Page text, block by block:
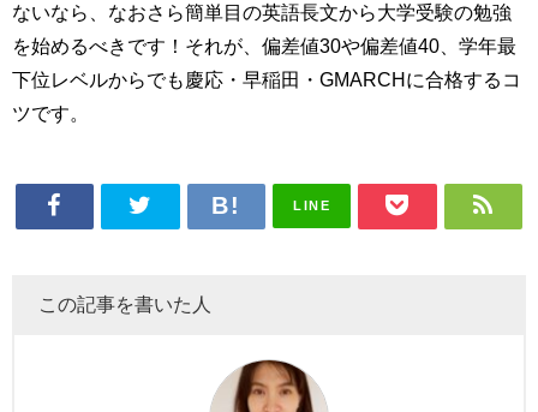
ないなら、なおさら簡単目の英語長文から大学受験の勉強
を始めるべきです！それが、偏差値30や偏差値40、学年最
下位レベルからでも慶応・早稲田・GMARCHに合格するコ
ツです。
LINE
この記事を書いた人